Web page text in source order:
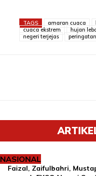
TAGS amaran cuaca
cuaca ekstrem
hujan
negeri terjejas
NASIONAL
Faizal, Zaifulbahri,